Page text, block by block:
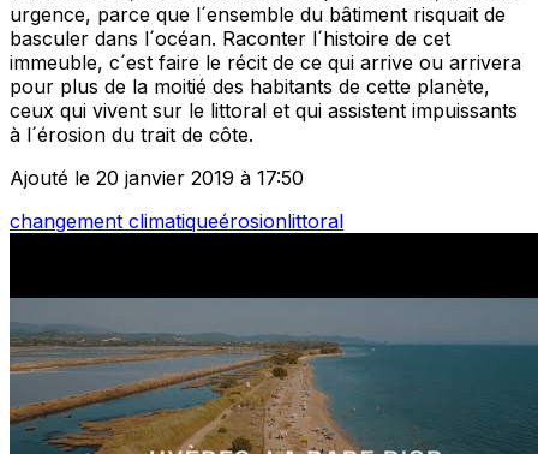
urgence, parce que l´ensemble du bâtiment risquait de
basculer dans l´océan. Raconter l´histoire de cet
immeuble, c´est faire le récit de ce qui arrive ou arrivera
pour plus de la moitié des habitants de cette planète,
ceux qui vivent sur le littoral et qui assistent impuissants
à l´érosion du trait de côte.
Ajouté le 20 janvier 2019 à 17:50
changement climatiqueérosionlittoral